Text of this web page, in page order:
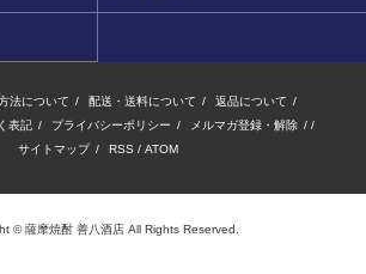
法について / 配送・送料について / 返品について /
表記 / プライバシーポリシー / メルマガ登録・解除 / /
サイトマップ / RSS / ATOM
© 薩摩焼酎 善八酒店 All Rights Reserved.